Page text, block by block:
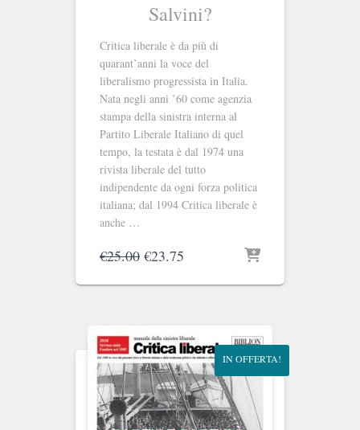
Salvini?
Critica liberale è da più di
quarant’anni la voce del
liberalismo progressista in Italia.
Nata negli anni ’60 come agenzia
stampa della sinistra interna al
Partito Liberale Italiano di quel
tempo, la testata è dal 1974 una
rivista liberale del tutto
indipendente da ogni forza politica
italiana; dal 1994 Critica liberale è
anche …
€25.00 Il
originale
€23.75
attuale
IN OFFERTA!